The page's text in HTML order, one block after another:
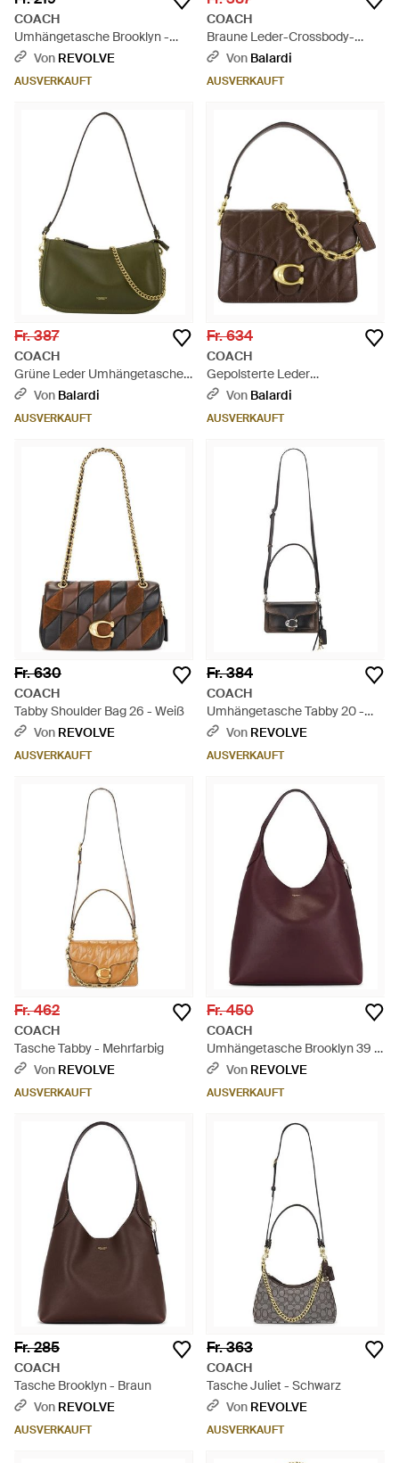
COACH
Umhängetasche Brooklyn -
Schwarz
Von REVOLVE
AUSVERKAUFT
COACH
Braune Leder-Crossbody-
Tasche - Braun
Von Balardi
AUSVERKAUFT
Fr. 387
COACH
Grüne Leder Umhängetasche -
GrünVon Balardi
AUSVERKAUFT
Fr. 634
COACH
Gepolsterte Leder
Umhängetasche Braun - Braun
Von Balardi
AUSVERKAUFT
Fr. 630
COACH
Tabby Shoulder Bag 26 - Weiß
Von REVOLVE
AUSVERKAUFT
Fr. 384
COACH
Umhängetasche Tabby 20 -
Schwarz
Von REVOLVE
AUSVERKAUFT
Fr. 462
COACH
Tasche Tabby - Mehrfarbig
Von REVOLVE
AUSVERKAUFT
Fr. 450
COACH
Umhängetasche Brooklyn 39 -
Lila Von REVOLVE
AUSVERKAUFT
Fr. 285
COACH
Tasche Brooklyn - Braun
Von REVOLVE
AUSVERKAUFT
Fr. 363
COACH
Tasche Juliet - Schwarz
Von REVOLVE
AUSVERKAUFT